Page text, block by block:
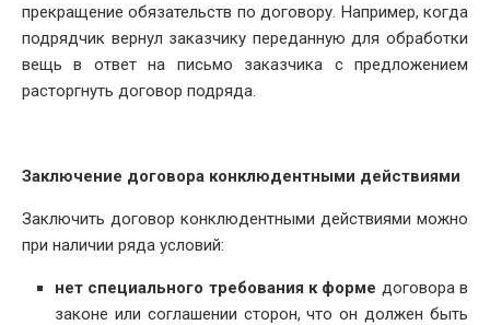
прекращение обязательств по договору. Например, когда
подрядчик вернул заказчику переданную для обработки
вещь в ответ на письмо заказчика с предложением
расторгнуть договор подряда.
Заключение договора конклюдентными действиями
Заключить договор конклюдентными действиями можно
при наличии ряда условий:
нет специального требования к форме договора в
законе или соглашении сторон, что он должен быть